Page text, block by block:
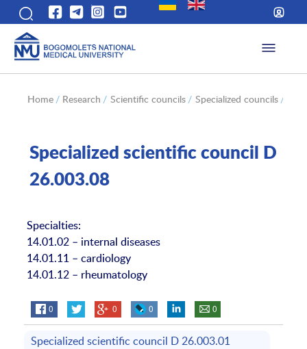
Home / Research / Scientific councils / Specialized councils /
Specialized scientific council D
26.003.08
Specialties:
14.01.02 – internal diseases
14.01.11 – cardiology
14.01.12 – rheumatology
0 0 0 0
Specialized scientific council D 26.003.01